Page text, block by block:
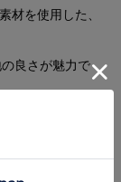
材を使用した、
良さが魅力で
ザインと縦に
ます。